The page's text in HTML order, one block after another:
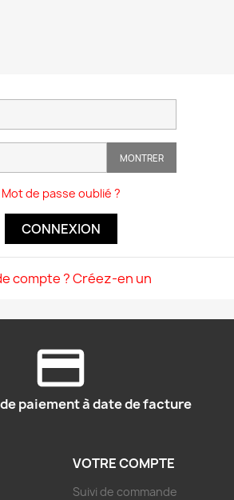
MONTRER
Mot de passe oublié ?
CONNEXION
compte ? Créez-en un
paiement à date de facture
VOTRE COMPTE
Suivi de commande